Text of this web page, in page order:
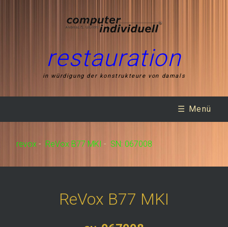
restauration
in würdigung der konstrukteure von damals
☰ Menü
revox - ReVox B77 MKI - SN: 067008
ReVox B77 MKI